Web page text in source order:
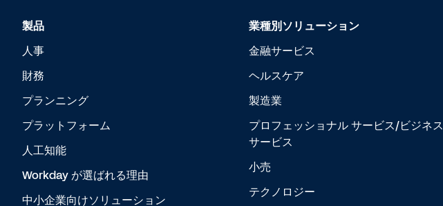
製品
人事
財務
プランニング
プラットフォーム
人工知能
Workday が選ばれる理由
中小企業向けソリューション
業種別ソリューション
金融サービス
ヘルスケア
製造業
プロフェッショナル サービス/ビジネス
サービス
小売
テクノロジー